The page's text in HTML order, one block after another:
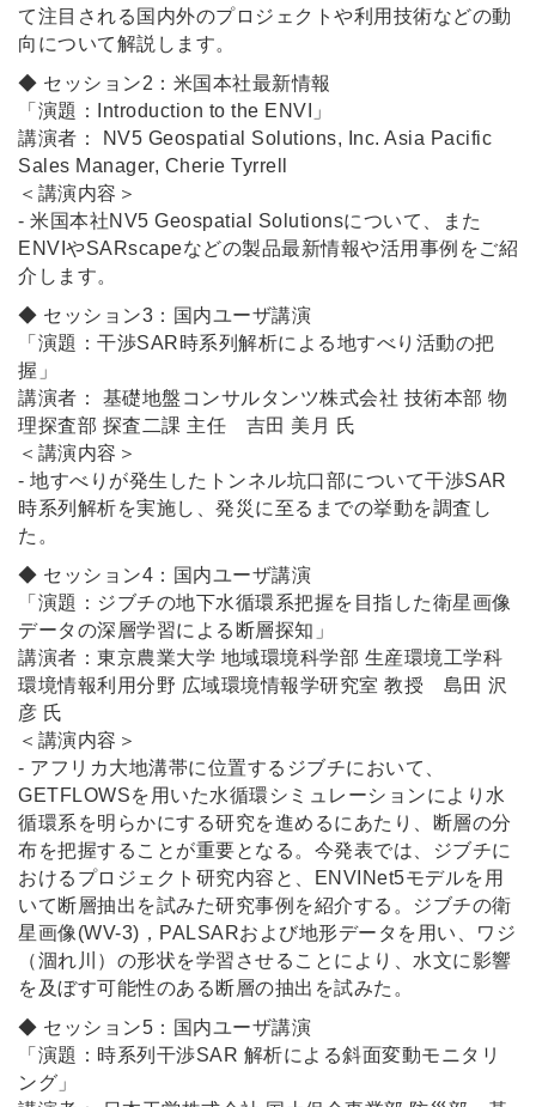
て注目される国内外のプロジェクトや利用技術などの動
向について解説します。
◆ セッション2：米国本社最新情報
「演題：Introduction to the ENVI」
講演者： NV5 Geospatial Solutions, Inc. Asia Pacific
Sales Manager, Cherie Tyrrell
＜講演内容＞
- 米国本社NV5 Geospatial Solutionsについて、また
ENVIやSARscapeなどの製品最新情報や活用事例をご紹
介します。
◆ セッション3：国内ユーザ講演
「演題：干渉SAR時系列解析による地すべり活動の把
握 」
講演者： 基礎地盤コンサルタンツ株式会社 技術本部 物
理探査部 探査二課 主任 吉田 美月 氏
＜講演内容＞
- 地すべりが発生したトンネル坑口部について干渉SAR
時系列解析を実施し、発災に至るまでの挙動を調査し
た。
◆ セッション4：国内ユーザ講演
「演題：ジブチの地下水循環系把握を目指した衛星画像
データの深層学習による断層探知 」
講演者：東京農業大学 地域環境科学部 生産環境工学科
環境情報利用分野 広域環境情報学研究室​ 教授 島田 沢
彦 氏
＜講演内容＞
- アフリカ大地溝帯に位置するジブチにおいて、
GETFLOWSを用いた水循環シミュレーションにより水
循環系を明らかにする研究を進めるにあたり、断層の分
布を把握することが重要となる。今発表では、ジブチに
おけるプロジェクト研究内容と、ENVINet5モデルを用
いて断層抽出を試みた研究事例を紹介する。ジブチの衛
星画像(WV-3)，PALSARおよび地形データを用い、ワジ
（涸れ川）の形状を学習させることにより、水文に影響
を及ぼす可能性のある断層の抽出を試みた。
◆ セッション5：国内ユーザ講演
「演題：時系列干渉SAR 解析による斜面変動モニタリ
ング 」